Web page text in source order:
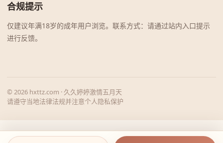
合规提示
仅建议年满18岁的成年用户浏览。联系方式：请通过站内入口提示
进行反馈。
© 2026 hxttz.com · 久久婷婷激情五月天
请遵守当地法律法规并注意个人隐私保护